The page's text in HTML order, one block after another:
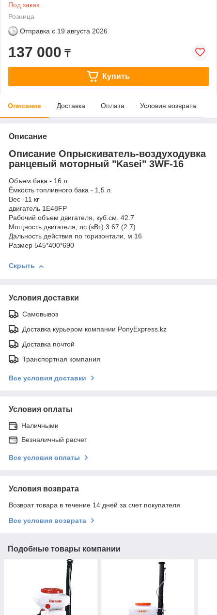
Под заказ
Розница
Отправка с 19 августа 2026
137 000 ₸
Купить
Описание Доставка Оплата Условия возврата
Описание
Описание Опрыскиватель-воздуходувка
ранцевый моторный "Kasei" 3WF-16
Объем бака - 16 л.
Ёмкость топливного бака - 1,5 л.
Вес -11 кг
двигатель 1E48FP
Рабочий объем двигателя, куб.см. 42.7
Мощность двигателя, лс (кВт) 3.67 (2.7)
Дальность действия по горизонтали, м 16
Размер 545*400*690
Скрыть
Условия доставки
Самовывоз
Доставка курьером компании PonyExpress.kz
Доставка почтой
Транспортная компания
Все условия доставки
Условия оплаты
Наличными
Безналичный расчет
Все условия оплаты
Условия возврата
Возврат товара в течение 14 дней за счет покупателя
Все условия возврата
Подобные товары компании